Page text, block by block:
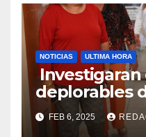
NOTICIAS ULTIMA HORA
Investigaran
deplorables
facilidades el
de la Salud
FEB 6, 2025